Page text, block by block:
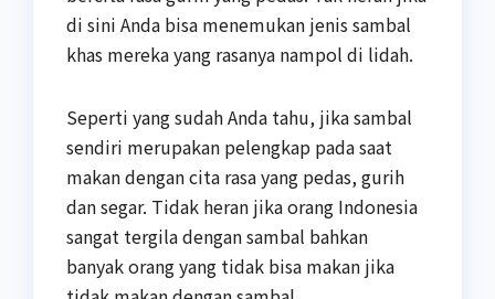
di sini Anda bisa menemukan jenis sambal
khas mereka yang rasanya nampol di lidah.
Seperti yang sudah Anda tahu, jika sambal
sendiri merupakan pelengkap pada saat
makan dengan cita rasa yang pedas, gurih
dan segar. Tidak heran jika orang Indonesia
sangat tergila dengan sambal bahkan
banyak orang yang tidak bisa makan jika